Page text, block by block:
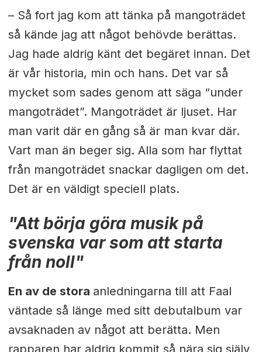
– Så fort jag kom att tänka på mangoträdet
så kände jag att något behövde berättas.
Jag hade aldrig känt det begäret innan. Det
är vår historia, min och hans. Det var så
mycket som sades genom att säga “under
mangoträdet”. Mangoträdet är ljuset. Har
man varit där en gång så är man kvar där.
Vart man än beger sig. Alla som har flyttat
från mangoträdet snackar dagligen om det.
Det är en väldigt speciell plats.
"Att börja göra musik på
svenska var som att starta
från noll"
En av de stora anledningarna till att Faal
väntade så länge med sitt debutalbum var
avsaknaden av något att berätta. Men
rapparen har aldrig kommit så nära sig själv